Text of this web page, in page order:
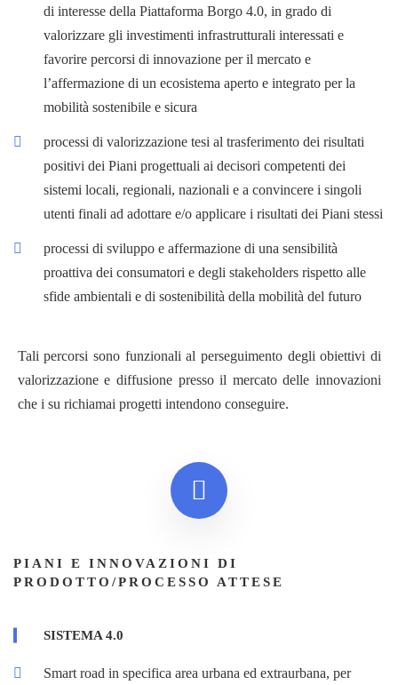
di interesse della Piattaforma Borgo 4.0, in grado di
valorizzare gli investimenti infrastrutturali interessati e
favorire percorsi di innovazione per il mercato e
l’affermazione di un ecosistema aperto e integrato per la
mobilità sostenibile e sicura
processi di valorizzazione tesi al trasferimento dei risultati
positivi dei Piani progettuali ai decisori competenti dei
sistemi locali, regionali, nazionali e a convincere i singoli
utenti finali ad adottare e/o applicare i risultati dei Piani stessi
processi di sviluppo e affermazione di una sensibilità
proattiva dei consumatori e degli stakeholders rispetto alle
sfide ambientali e di sostenibilità della mobilità del futuro
Tali percorsi sono funzionali al perseguimento degli obiettivi di
valorizzazione e diffusione presso il mercato delle innovazioni
che i su richiamai progetti intendono conseguire.
PIANI E INNOVAZIONI DI
PRODOTTO/PROCESSO ATTESE
SISTEMA 4.0
Smart road in specifica area urbana ed extraurbana, per